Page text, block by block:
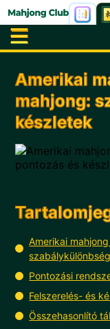
Amerikai
mahjong:
készletek
Amerikai
Pontozási
Felszerelés- és
Összehasonlító